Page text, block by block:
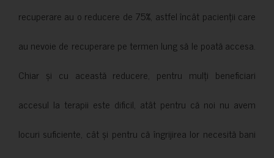
recuperare au o reducere de 75%, astfel încât pacienții care
au nevoie de recuperare pe termen lung să le poată accesa.
Chiar și cu această reducere, pentru mulți beneficiari
accesul la terapii este dificil, atât pentru că noi nu avem
locuri suficiente, cât și pentru că îngrijirea lor necesită bani